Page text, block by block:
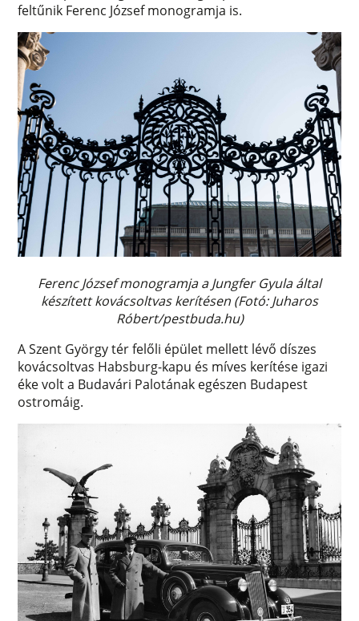
feltűnik Ferenc József monogramja is.
Ferenc József monogramja a Jungfer Gyula által
készített kovácsoltvas kerítésen (Fotó: Juharos
Róbert/pestbuda.hu)
A Szent György tér felőli épület mellett lévő díszes
kovácsoltvas Habsburg-kapu és míves kerítése igazi
éke volt a Budavári Palotának egészen Budapest
ostromáig.